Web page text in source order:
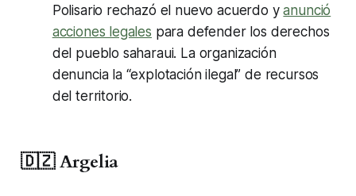
Polisario rechazó el nuevo acuerdo yanunció
acciones legales para defender los derechos
del pueblo saharaui. La organización
denuncia la “explotación ilegal” de recursos
del territorio.
🇩🇿 Argelia